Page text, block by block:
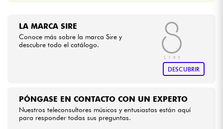
LA MARCA SIRE
Conoce más sobre la marca Sire y
descubre todo el catálogo.
DESCUBRIR
PÓNGASE EN CONTACTO CON UN EXPERTO
Nuestros teleconsultores músicos y entusiastas están aquí
para responder todas sus preguntas.